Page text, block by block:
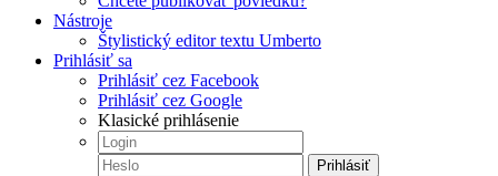
Nástroje
Štylistický editor textu Umberto
Prihlásiť sa
Prihlásiť cez Facebook
Prihlásiť cez Google
Klasické prihlásenie
Prihlásiť